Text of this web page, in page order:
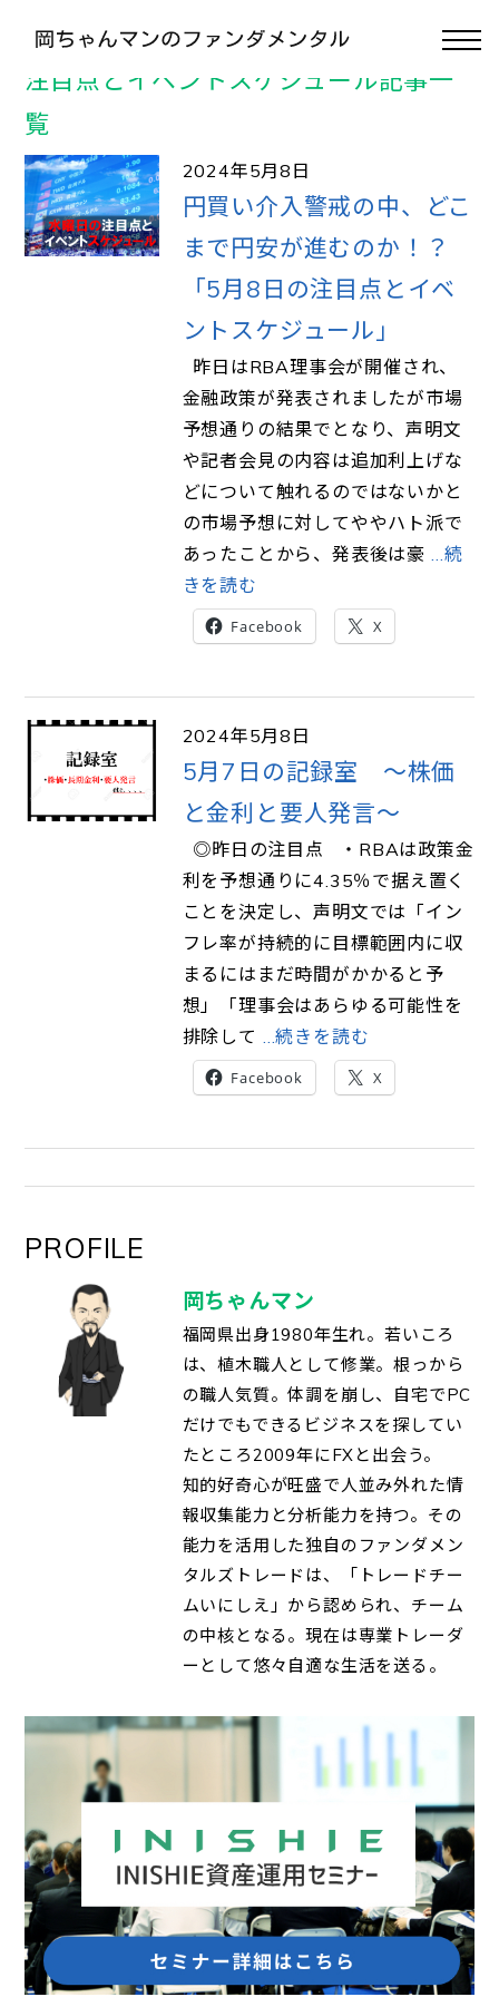
TOP > 2024年
注目点とイベントスケジュール記事一
覧
2024年5月8日
円買い介入警戒の中、どこ
まで円安が進むのか！？
「5月8日の注目点とイベ
ントスケジュール」
昨日はRBA理事会が開催され、
金融政策が発表されましたが市場
予想通りの結果でとなり、声明文
や記者会見の内容は追加利上げな
どについて触れるのではないかと
の市場予想に対してややハト派で
あったことから、発表後は豪 …続
きを読む
Facebook X
2024年5月8日
5月7日の記録室 ～株価
と金利と要人発言～
◎昨日の注目点 ・RBAは政策金
利を予想通りに4.35％で据え置く
ことを決定し、声明文では「イン
フレ率が持続的に目標範囲内に収
まるにはまだ時間がかかると予
想」「理事会はあらゆる可能性を
排除して …続きを読む
Facebook X
PROFILE
岡ちゃんマン
福岡県出身1980年生れ。若いころ
は、植木職人として修業。根っから
の職人気質。体調を崩し、自宅でPC
だけでもできるビジネスを探してい
たところ2009年にFXと出会う。
知的好奇心が旺盛で人並み外れた情
報収集能力と分析能力を持つ。その
能力を活用した独自のファンダメン
タルズトレードは、「トレードチー
ムいにしえ」から認められ、チーム
の中核となる。現在は専業トレーダ
ーとして悠々自適な生活を送る。